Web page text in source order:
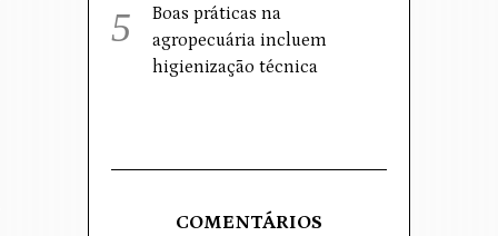
Boas práticas na
agropecuária incluem
higienização técnica
COMENTÁRIOS